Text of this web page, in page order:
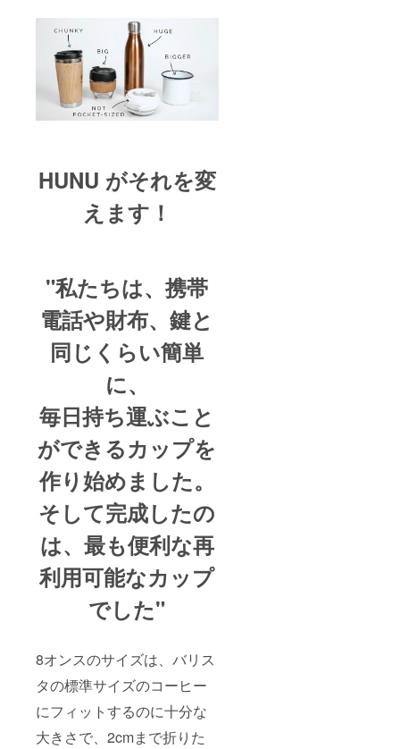
HUNU がそれを変
えます！
"私たちは、携帯
電話や財布、鍵と
同じくらい簡単
に、
毎日持ち運ぶこと
ができるカップを
作り始めました。
そして完成したの
は、最も便利な再
利用可能なカップ
でした"
8オンスのサイズは、バリス
タの標準サイズのコーヒー
にフィットするのに十分な
大きさで、2cmまで折りた